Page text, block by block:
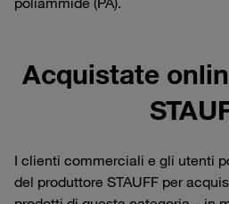
Acquistate
I clienti commerciali e gli utenti
del produttore STAUFF per